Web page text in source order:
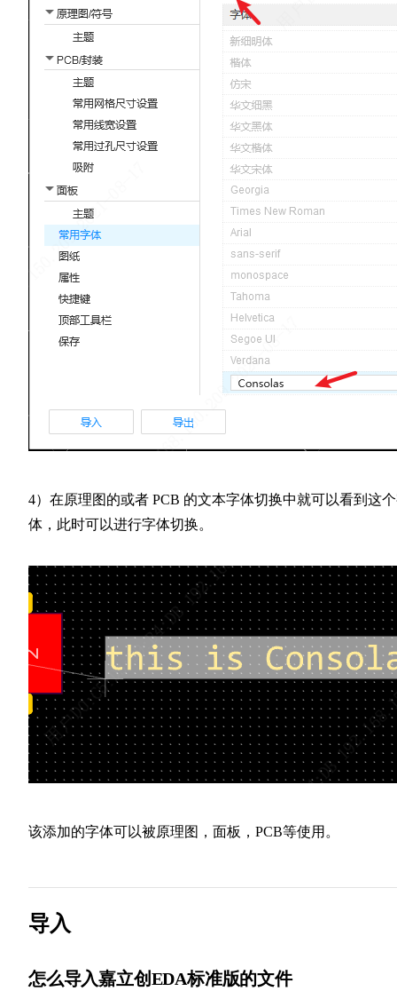
4）在原理图的或者 PCB 的文本字体切换中就可以看到这
体，此时可以进行字体切换。
该添加的字体可以被原理图，面板，PCB等使用。
导入
怎么导入嘉立创EDA标准版的文件